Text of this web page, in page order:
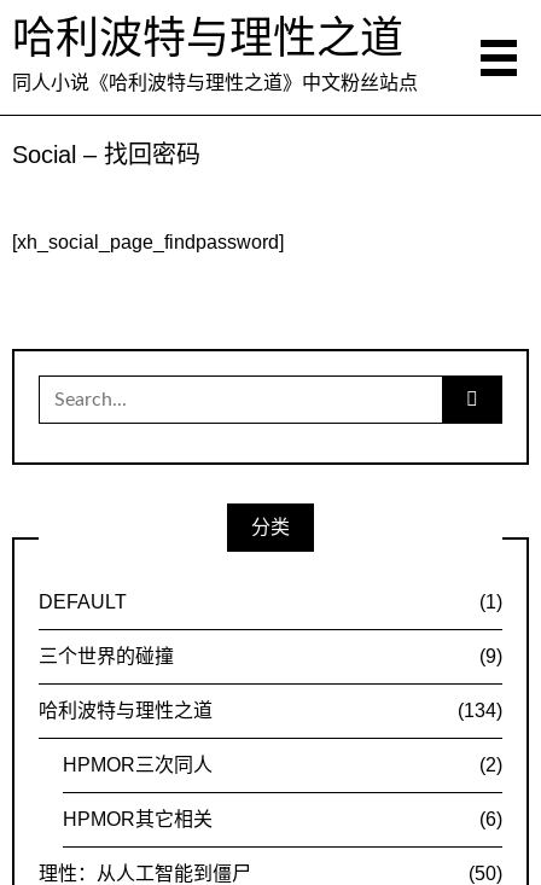
哈利波特与理性之道
同人小说《哈利波特与理性之道》中文粉丝站点
Social – 找回密码
[xh_social_page_findpassword]
Search
for:
分类
DEFAULT (1)
三个世界的碰撞 (9)
哈利波特与理性之道 (134)
HPMOR三次同人 (2)
HPMOR其它相关 (6)
理性：从人工智能到僵尸 (50)